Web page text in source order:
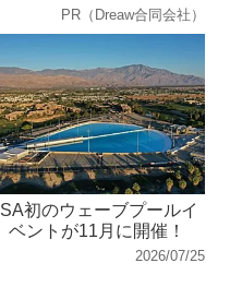
PR（Dreaw合同会社）
ISA初のウェーブプールイ
ベントが11月に開催！
2026/07/25